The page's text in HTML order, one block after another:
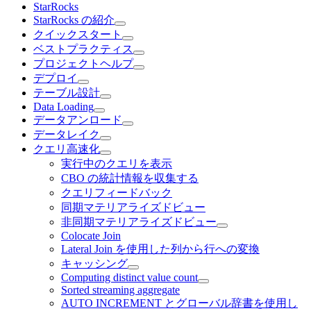
StarRocks
StarRocks の紹介
クイックスタート
ベストプラクティス
プロジェクトヘルプ
デプロイ
テーブル設計
Data Loading
データアンロード
データレイク
クエリ高速化
実行中のクエリを表示
CBO の統計情報を収集する
クエリフィードバック
同期マテリアライズドビュー
非同期マテリアライズドビュー
Colocate Join
Lateral Join を使用した列から行への変換
キャッシング
Computing distinct value count
Sorted streaming aggregate
AUTO INCREMENT とグローバル辞書を使用し